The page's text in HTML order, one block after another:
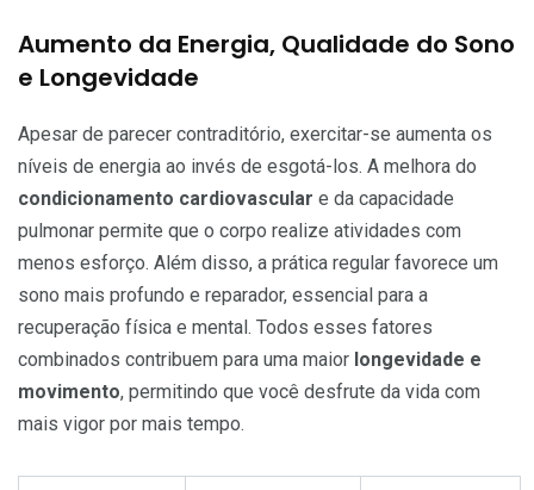
Aumento da Energia, Qualidade do Sono
e Longevidade
Apesar de parecer contraditório, exercitar-se aumenta os
níveis de energia ao invés de esgotá-los. A melhora do
condicionamento cardiovascular e da capacidade
pulmonar permite que o corpo realize atividades com
menos esforço. Além disso, a prática regular favorece um
sono mais profundo e reparador, essencial para a
recuperação física e mental. Todos esses fatores
combinados contribuem para uma maior longevidade e
movimento, permitindo que você desfrute da vida com
mais vigor por mais tempo.